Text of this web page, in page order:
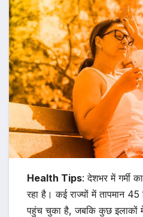
Health Tips: देशभर में गर्मी
रहा है। कई राज्यों में तापमान
पहुंच चुका है, जबकि कुछ इलाकों